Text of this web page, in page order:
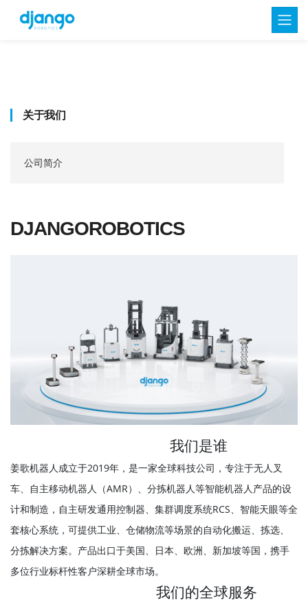
关于我们
公司简介
DJANGOROBOTICS
我们是谁
姜歌机器人成立于2019年，是一家全球科技公司，专注于无人叉
车、自主移动机器人（AMR）、分拣机器人等智能机器人产品的设
计和制造，自主研发通用控制器、集群调度系统RCS、智能天眼等全
套核心系统，可提供工业、仓储物流等场景的自动化搬运、拣选、
分拣解决方案。产品出口于美国、日本、欧洲、新加坡等国，携手
多位行业标杆性客户深耕全球市场。
我们的全球服务